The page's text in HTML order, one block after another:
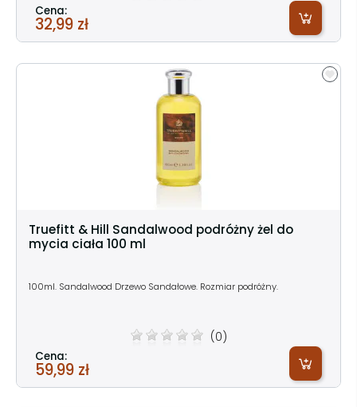
Cena:
32,99 zł
Truefitt & Hill Sandalwood podróżny żel do
mycia ciała 100 ml
100ml. Sandalwood Drzewo Sandałowe. Rozmiar podróżny.
(0)
Cena:
59,99 zł